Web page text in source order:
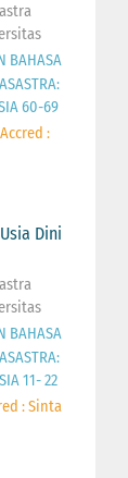
BAHASA
60-69
:
Dini
BAHASA
11- 22
: Sinta